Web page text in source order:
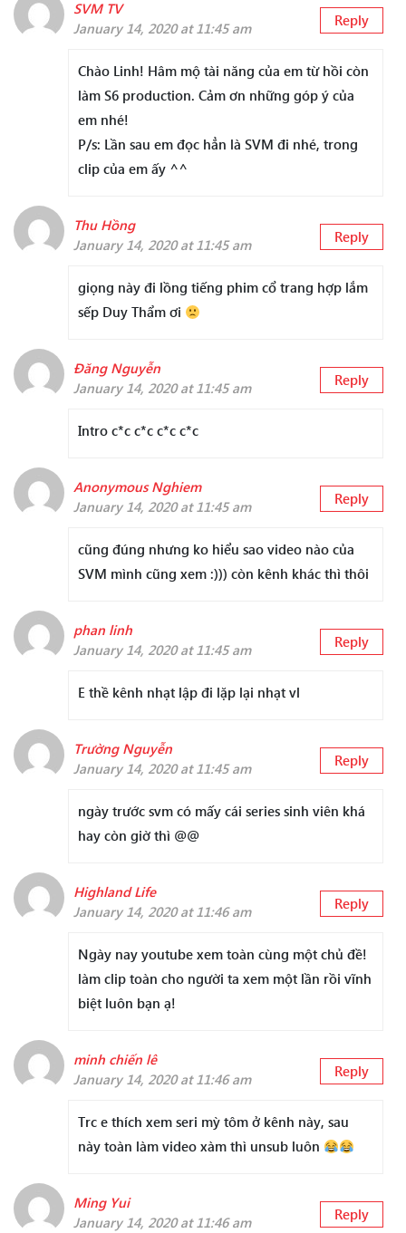
SVM TV
January 14, 2020 at 11:45 am
Reply
Chào Linh! Hâm mộ tài năng của em từ hồi còn
làm S6 production. Cảm ơn những góp ý của
em nhé!
P/s: Lần sau em đọc hẳn là SVM đi nhé, trong
clip của em ấy ^^
Thu Hồng
January 14, 2020 at 11:45 am
Reply
giọng này đi lồng tiếng phim cổ trang hợp lắm
sếp Duy Thẩm ơi
Đăng Nguyễn
January 14, 2020 at 11:45 am
Reply
Intro c*c c*c c*c c*c
Anonymous Nghiem
January 14, 2020 at 11:45 am
Reply
cũng đúng nhưng ko hiểu sao video nào của
SVM mình cũng xem :))) còn kênh khác thì thôi
phan linh
January 14, 2020 at 11:45 am
Reply
E thề kênh nhạt lập đi lặp lại nhạt vl
Trường Nguyễn
January 14, 2020 at 11:45 am
Reply
ngày trước svm có mấy cái series sinh viên khá
hay còn giờ thì @@
Highland Life
January 14, 2020 at 11:46 am
Reply
Ngày nay youtube xem toàn cùng một chủ đề!
làm clip toàn cho người ta xem một lần rồi vĩnh
biệt luôn bạn ạ!
minh chiến lê
January 14, 2020 at 11:46 am
Reply
Trc e thích xem seri mỳ tôm ở kênh này, sau
này toàn làm video xàm thì unsub luôn
Ming Yui
January 14, 2020 at 11:46 am
Reply